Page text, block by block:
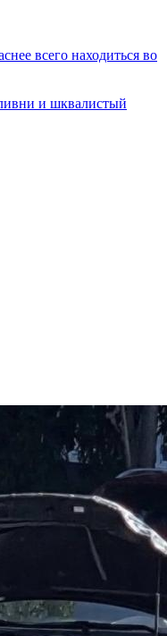
всего находиться во
и шквалистый